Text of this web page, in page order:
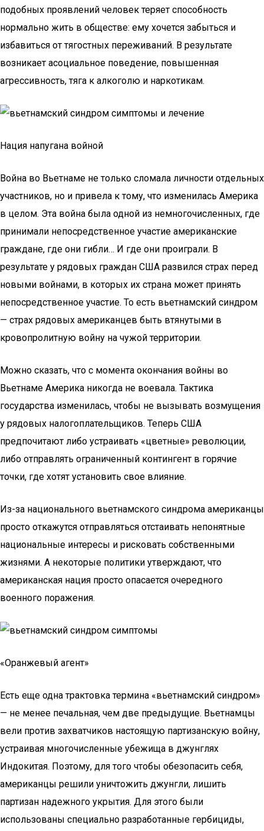
подобных проявлений человек теряет способность
нормально жить в обществе: ему хочется забыться и
избавиться от тягостных переживаний. В результате
возникает асоциальное поведение, повышенная
агрессивность, тяга к алкоголю и наркотикам.
Нация напугана войной
Война во Вьетнаме не только сломала личности отдельных
участников, но и привела к тому, что изменилась Америка
в целом. Эта война была одной из немногочисленных, где
принимали непосредственное участие американские
граждане, где они гибли… И где они проиграли. В
результате у рядовых граждан США развился страх перед
новыми войнами, в которых их страна может принять
непосредственное участие. То есть вьетнамский синдром
— страх рядовых американцев быть втянутыми в
кровопролитную войну на чужой территории.
Можно сказать, что с момента окончания войны во
Вьетнаме Америка никогда не воевала. Тактика
государства изменилась, чтобы не вызывать возмущения
у рядовых налогоплательщиков. Теперь США
предпочитают либо устраивать «цветные» революции,
либо отправлять ограниченный контингент в горячие
точки, где хотят установить свое влияние.
Из-за национального вьетнамского синдрома американцы
просто откажутся отправляться отстаивать непонятные
национальные интересы и рисковать собственными
жизнями. А некоторые политики утверждают, что
американская нация просто опасается очередного
военного поражения.
«Оранжевый агент»
Есть еще одна трактовка термина «вьетнамский синдром»
— не менее печальная, чем две предыдущие. Вьетнамцы
вели против захватчиков настоящую партизанскую войну,
устраивая многочисленные убежища в джунглях
Индокитая. Поэтому, для того чтобы обезопасить себя,
американцы решили уничтожить джунгли, лишить
партизан надежного укрытия. Для этого были
использованы специально разработанные гербициды,